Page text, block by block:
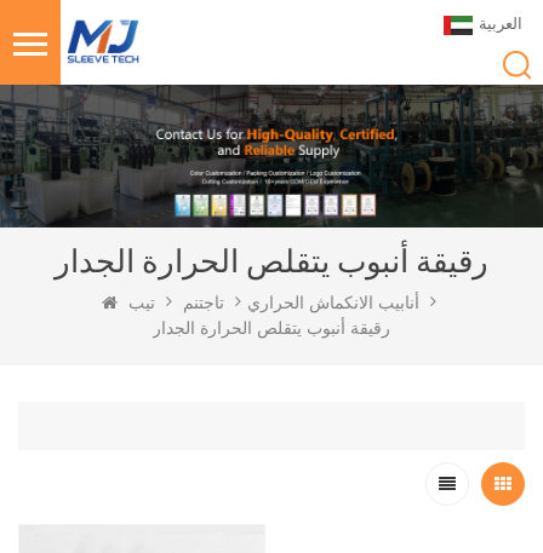
العربية
رقيقة أنبوب يتقلص الحرارة الجدار
تيب تاجتنم
أنابيب الانكماش الحراري
رقيقة أنبوب يتقلص الحرارة الجدار